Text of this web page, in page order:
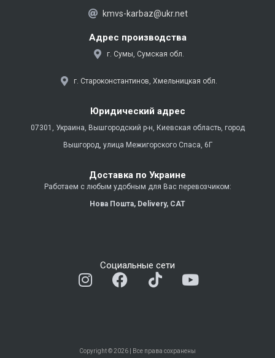
a
m
kmvs-karbaz@ukr.net
Адрес производства
г. Сумы, Сумская обл.
г. Староконстантинов, Хмельницкая обл.
Юридический адрес
07301, Украина, Вышгородский р-н, Киевская область, город
Вышгород, улица Межигорского Спаса, 6Г
Доставка по Украине
Работаем с любым удобным для Вас перевозчиком:
Нова Пошта, Delivery, CAT
Социальные сети
I
n
g
F
a
o
T
i
k
Y
o
b
Copyright © 2026 | Все права сохранены